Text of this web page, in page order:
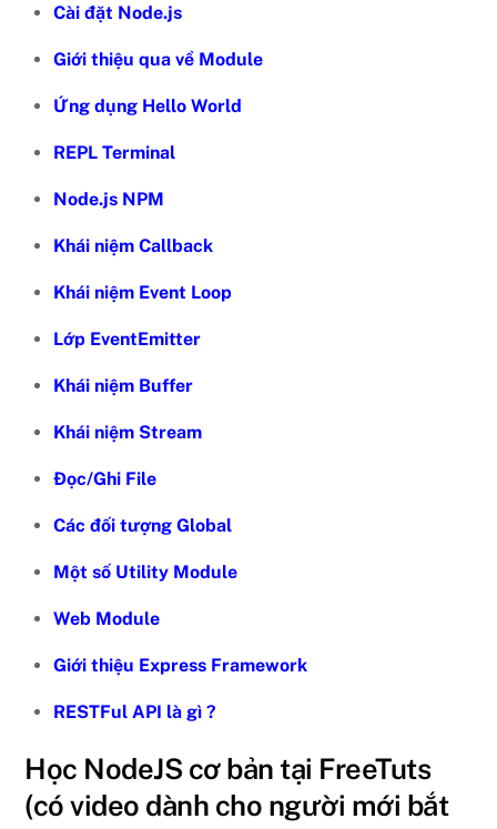
Cài đặt Node.js
Giới thiệu qua về Module
Ứng dụng Hello World
REPL Terminal
Node.js NPM
Khái niệm Callback
Khái niệm Event Loop
Lớp EventEmitter
Khái niệm Buffer
Khái niệm Stream
Đọc/Ghi File
Các đối tượng Global
Một số Utility Module
Web Module
Giới thiệu Express Framework
RESTFul API là gì ?
Học NodeJS cơ bản tại FreeTuts
(có video dành cho người mới bắt